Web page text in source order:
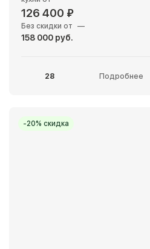
126 400 ₽
Без скидки от —
158 000 руб.
28 Подробнее
-20% скидка